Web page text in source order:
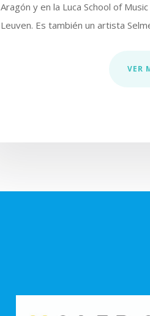
Aragón y en la Luca School of Music
Leuven. Es también un artista
VER